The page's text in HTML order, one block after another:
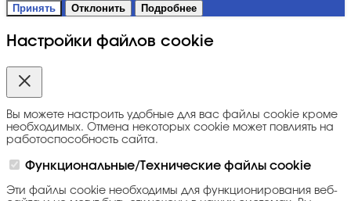
Принять Отклонить Подробнее
Настройки файлов cookie
Вы можете настроить удобные для вас файлы cookie кроме
необходимых. Отмена некоторых cookie может повлиять на
работоспособность сайта.
Функциональные/Технические файлы cookie
Эти файлы cookie необходимы для функционирования веб-